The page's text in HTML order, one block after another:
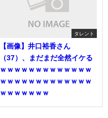
タレント
【画像】井口裕香さん
（37）、まだまだ全然イケる
ｗｗｗｗｗｗｗｗｗｗｗｗｗ
ｗｗｗｗｗｗｗｗｗｗｗｗｗ
ｗｗｗｗｗｗｗ